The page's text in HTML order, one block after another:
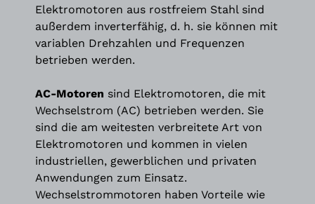
Elektromotoren aus rostfreiem Stahl sind
außerdem inverterfähig, d. h. sie können mit
variablen Drehzahlen und Frequenzen
betrieben werden.
AC-Motoren sind Elektromotoren, die mit
Wechselstrom (AC) betrieben werden. Sie
sind die am weitesten verbreitete Art von
Elektromotoren und kommen in vielen
industriellen, gewerblichen und privaten
Anwendungen zum Einsatz.
Wechselstrommotoren haben Vorteile wie